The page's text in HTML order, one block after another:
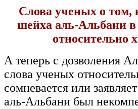
Слова ученых о том,
шейха аль-Альбани в
относительно
А теперь с дозволения
слова ученых
сомневается или
аль-Альбани был